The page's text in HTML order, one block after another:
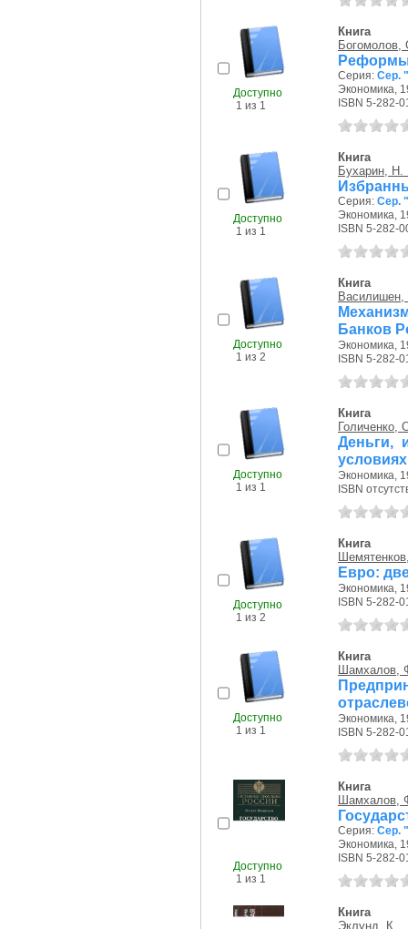
Доступно
1 из 1
Книга
Богомолов,
Реформы
Серия: Сер.
Экономика,
ISBN 5-282-
Доступно
1 из 1
Книга
Бухарин, Н.
Серия: Сер.
Экономика,
ISBN 5-282-
Доступно
1 из 2
Книга
Банков
Экономика,
ISBN 5-282-
Доступно
1 из 1
Книга
Голиченко,
Деньги,
Экономика,
ISBN
Доступно
1 из 2
Книга
Евро:
Экономика,
ISBN 5-282-
Доступно
1 из 1
Книга
Шамхалов,
Экономика,
ISBN 5-282-
Доступно
1 из 1
Книга
Шамхалов,
Серия: Сер.
Экономика,
ISBN 5-282-
Книга
Эклунд, К.